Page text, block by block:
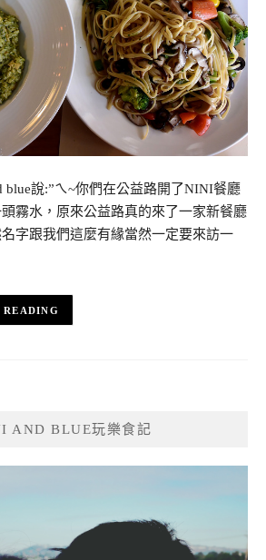
說:”ㄟ~你們在公益路開了NINI餐廳
霧水，原來公益路真的來了一家新餐廳
字跟我們這麼有緣當然一定要來訪一
READING
AND BLUE玩樂食記